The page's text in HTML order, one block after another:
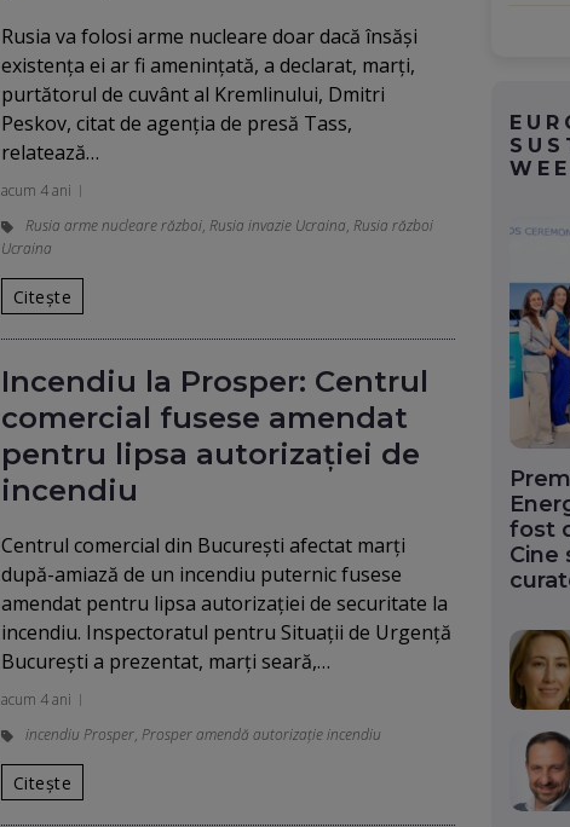
Rusia va folosi arme nucleare doar dacă însăşi
existenţa ei ar fi ameninţată, a declarat, marţi,
purtătorul de cuvânt al Kremlinului, Dmitri
Peskov, citat de agenţia de presă Tass,
relatează…
acum 4 ani
Rusia arme nucleare război, Rusia invazie Ucraina, Rusia război
Ucraina
Citește
Incendiu la Prosper: Centrul
comercial fusese amendat
pentru lipsa autorizației de
incendiu
Centrul comercial din București afectat marți
după-amiază de un incendiu puternic fusese
amendat pentru lipsa autorizației de securitate la
incendiu. Inspectoratul pentru Situații de Urgență
București a prezentat, marți seară,…
acum 4 ani
incendiu Prosper, Prosper amendă autorizație incendiu
Citește
fost
Cine